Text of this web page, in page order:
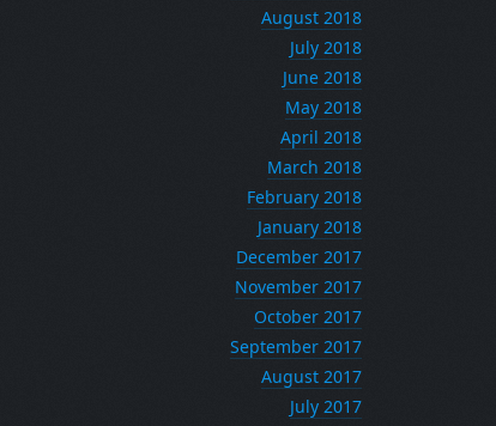
August 2018
July 2018
June 2018
May 2018
April 2018
March 2018
February 2018
January 2018
December 2017
November 2017
October 2017
September 2017
August 2017
July 2017